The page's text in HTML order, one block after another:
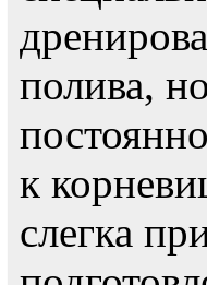
полива,
к
слегка